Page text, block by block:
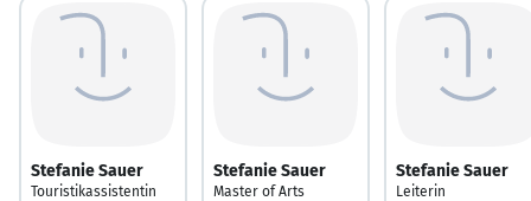
Stefanie Sauer
Touristikassistentin
Stefanie Sauer
Master of Arts
Stefanie Sauer
Leiterin